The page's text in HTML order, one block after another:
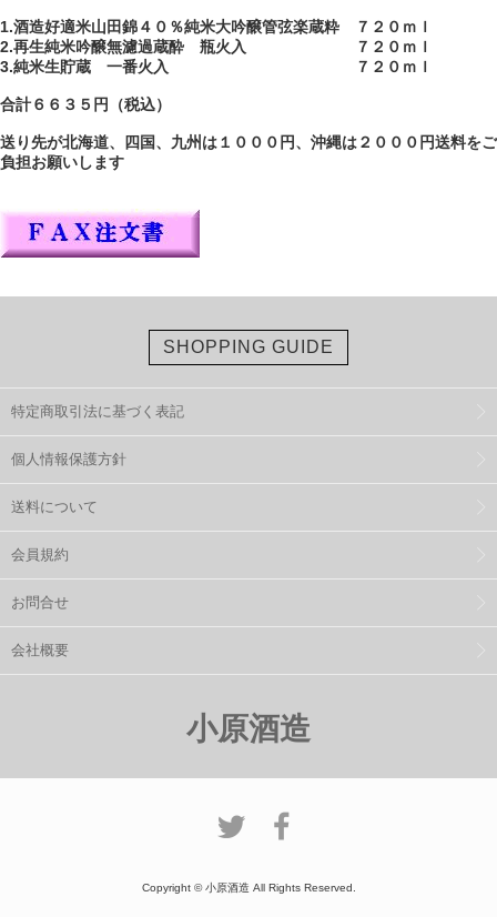
1.酒造好適米山田錦４０％純米大吟醸管弦楽蔵粋 ７２０ｍｌ
2.再生純米吟醸無濾過蔵酔 瓶火入 ７２０ｍｌ
3.純米生貯蔵 一番火入 ７２０ｍｌ
合計６６３５円（税込）
送り先が北海道、四国、九州は１０００円、沖縄は２０００円送料をご
負担お願いします
SHOPPING GUIDE
特定商取引法に基づく表記
個人情報保護方針
送料について
会員規約
お問合せ
会社概要
小原酒造
Copyright © 小原酒造 All Rights Reserved.